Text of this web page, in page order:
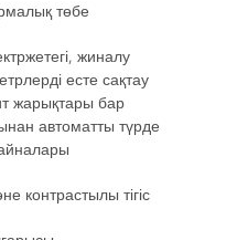
төбе
жиналу
есте сақтау
жарықтары бар
автоматты түрде
айналары
контрастылы тігіс